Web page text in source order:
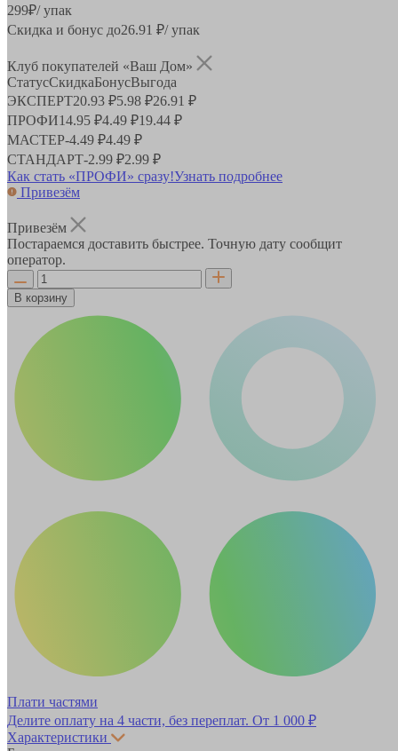
299₽/ упак
Скидка и бонус до26.91 ₽/ упак
Клуб покупателей «Ваш Дом»
СтатусСкидкаБонусВыгода
ЭКСПЕРТ20.93 ₽5.98 ₽26.91 ₽
ПРОФИ14.95 ₽4.49 ₽19.44 ₽
МАСТЕР-4.49 ₽4.49 ₽
СТАНДАРТ-2.99 ₽2.99 ₽
Как стать «ПРОФИ» сразу!Узнать подробнее
Привезём
Привезём
Постараемся доставить быстрее. Точную дату сообщит
оператор.
В корзину
Плати частями
Делите оплату на 4 части, без переплат. От 1 000 ₽
Характеристики